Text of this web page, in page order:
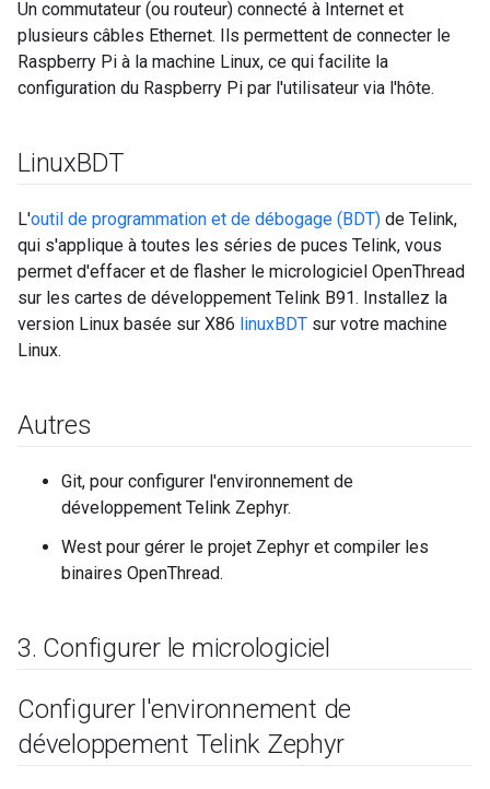
Un commutateur (ou routeur) connecté à Internet et
plusieurs câbles Ethernet. Ils permettent de connecter le
Raspberry Pi à la machine Linux, ce qui facilite la
configuration du Raspberry Pi par l'utilisateur via l'hôte.
LinuxBDT
L'outil de programmation et de débogage (BDT) de Telink,
qui s'applique à toutes les séries de puces Telink, vous
permet d'effacer et de flasher le micrologiciel OpenThread
sur les cartes de développement Telink B91. Installez la
version Linux basée sur X86 linuxBDT sur votre machine
Linux.
Autres
Git, pour configurer l'environnement de
développement Telink Zephyr.
West pour gérer le projet Zephyr et compiler les
binaires OpenThread.
3. Configurer le micrologiciel
Configurer l'environnement de
développement Telink Zephyr